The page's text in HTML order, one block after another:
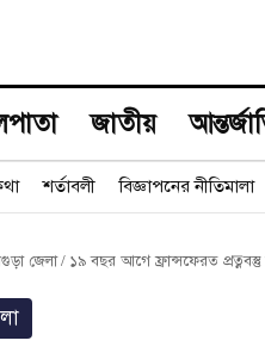
জাতীয়
শর্তাবলী বিজ্ঞাপনের নীতিমালা
জেলা/ ১৯ বছর আগে ফ্রান্সফেরত